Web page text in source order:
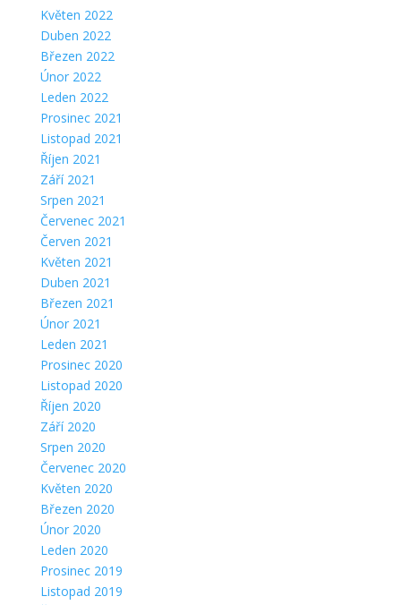
Květen 2022
Duben 2022
Březen 2022
Únor 2022
Leden 2022
Prosinec 2021
Listopad 2021
Říjen 2021
Září 2021
Srpen 2021
Červenec 2021
Červen 2021
Květen 2021
Duben 2021
Březen 2021
Únor 2021
Leden 2021
Prosinec 2020
Listopad 2020
Říjen 2020
Září 2020
Srpen 2020
Červenec 2020
Květen 2020
Březen 2020
Únor 2020
Leden 2020
Prosinec 2019
Listopad 2019